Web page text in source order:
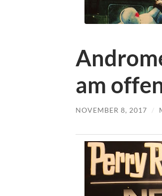
am
NOVEMBER 8, 2017 /